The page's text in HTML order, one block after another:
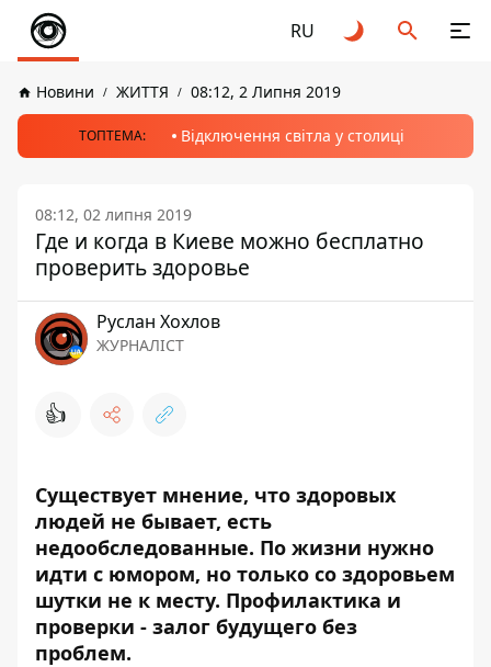
RU
Новини ЖИТТЯ 08:12, 2 Липня 2019
ТОПТЕМА: Відключення світла у столиці
08:12, 02 липня 2019
Где и когда в Киеве можно бесплатно
проверить здоровье
Руслан Хохлов
ЖУРНАЛІСТ
👍
Существует мнение, что здоровых
людей не бывает, есть
недообследованные. По жизни нужно
идти с юмором, но только со здоровьем
шутки не к месту. Профилактика и
проверки - залог будущего без
проблем.